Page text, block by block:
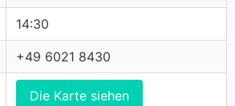
14:30
+49 6021 8430
Die Karte siehen